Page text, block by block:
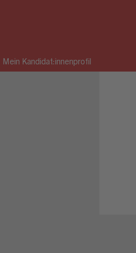
Mein Kandidat:innenprofil